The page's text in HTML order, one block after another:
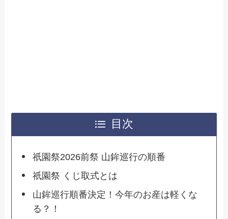
目次
祇園祭2026前祭 山鉾巡行の順番
祇園祭 くじ取式とは
山鉾巡行順番決定！今年のお産は軽くな
る？！